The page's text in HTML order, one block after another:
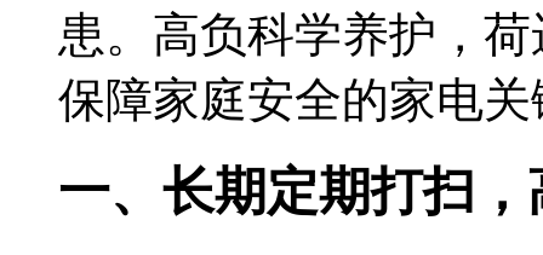
患。高负科学养护，
保障家庭安全的家电关
一、长期定期打扫，